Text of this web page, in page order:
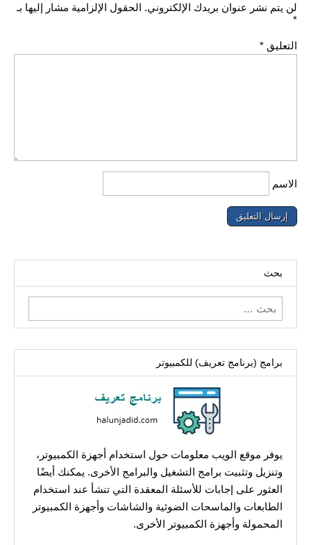
لن يتم نشر عنوان بريدك الإلكتروني. الحقول الإلزامية مشار إليها بـ
*
التعليق *
الاسم
بحث
البحث
عن:
برامج (برنامج تعريف) للكمبيوتر
يوفر موقع الويب معلومات حول استخدام أجهزة الكمبيوتر،
وتنزيل وتثبيت برامج التشغيل والبرامج الأخرى. يمكنك أيضًا
العثور على إجابات للأسئلة المعقدة التي تنشأ عند استخدام
الطابعات والماسحات الضوئية والشاشات وأجهزة الكمبيوتر
المحمولة وأجهزة الكمبيوتر الأخرى.